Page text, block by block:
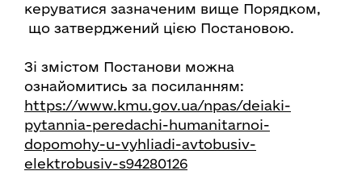
керуватися зазначеним вище Порядком,
що затверджений цією Постановою.
Зі змістом Постанови можна
ознайомитись за посиланням:
https://www.kmu.gov.ua/npas/deiaki-
pytannia-peredachi-humanitarnoi-
dopomohy-u-vyhliadi-avtobusiv-
elektrobusiv-s94280126